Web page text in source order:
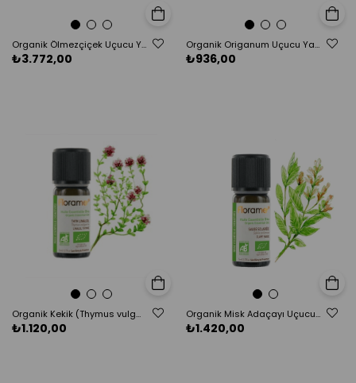
Organik Ölmezçiçek Uçucu Yağı (Helichrysum italicum) - 5 ml
₺3.772,00
Sepete Ekle
Organik Origanum Uçucu Yağı (Origanum compactum)-5 ml
₺936,00
Sepete
Organik Kekik (Thymus vulgaris) Uçucu Yağı-5 ml
₺1.120,00
Sepete Ekle
Organik Misk Adaçayı Uçucu Yağı (Salvia sclarea) - 5ml
₺1.420,00
Sepete